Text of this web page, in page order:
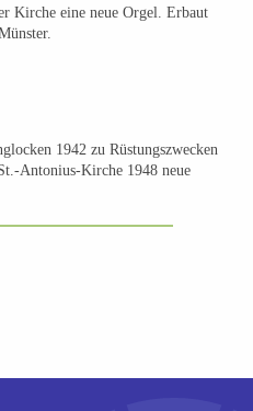
Kirche eine neue Orgel. Erbaut
1942 zu Rüstungszwecken
Antonius-Kirche 1948 neue